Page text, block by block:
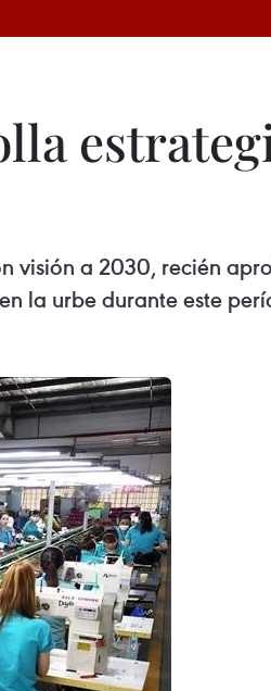
visión a 2030, recién
la urbe durante este